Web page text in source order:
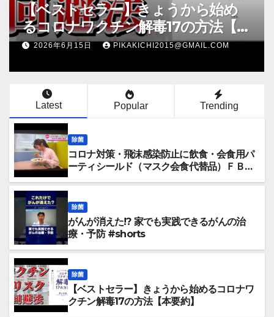
【ベストセラー】きょうから始め
るコロナワクチン解毒17の方法【本
要約】
2026年6月15日 PIKAKICHI2015@GMAIL.COM
Latest Popular Trending
除菌
コロナ対策・飛沫感染防止に飲食・会食用パ
ーティシールド（マスク会食代替品）ＦＢＣ
除菌
がんが消えた!? 家でも実践できるがんの治
療・予防 #shorts
除菌
【ベストセラー】きょうから始めるコロナワ
クチン解毒17の方法【本要約】